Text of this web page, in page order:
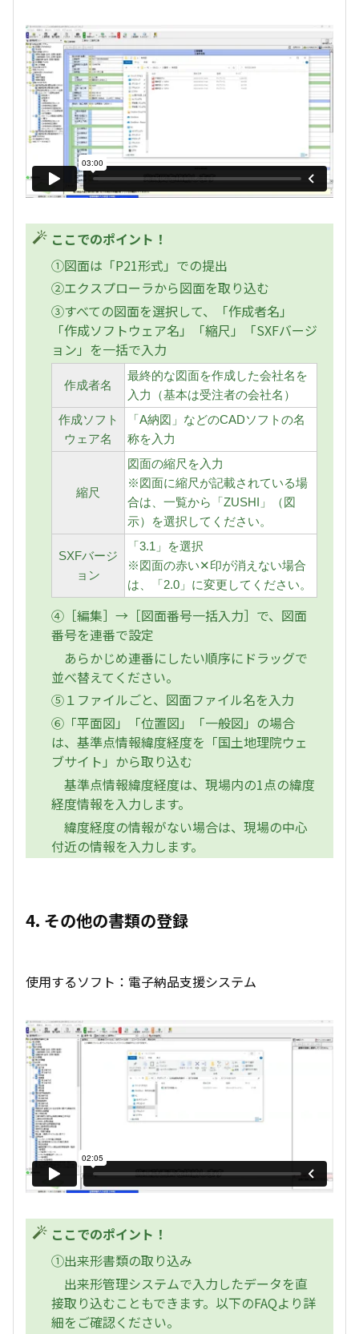
ここでのポイント！
①図面は「P21形式」での提出
②エクスプローラから図面を取り込む
③すべての図面を選択して、「作成者名」
「作成ソフトウェア名」「縮尺」「SXFバージ
ョン」を一括で入力
作成者名
最終的な図面を作成した会社名を
入力（基本は受注者の会社名）
作成ソフト
ウェア名
「A納図」などのCADソフトの名
称を入力
縮尺
図面の縮尺を入力
※図面に縮尺が記載されている場
合は、一覧から「ZUSHI」（図
示）を選択してください。
SXFバージ
ョン
「3.1」を選択
※図面の赤い✕印が消えない場合
は、「2.0」に変更してください。
④［編集］→［図面番号一括入力］で、図面
番号を連番で設定
あらかじめ連番にしたい順序にドラッグで
並べ替えてください。
⑤１ファイルごと、図面ファイル名を入力
⑥「平面図」「位置図」「一般図」の場合
は、基準点情報緯度経度を「国土地理院ウェ
ブサイト」から取り込む
基準点情報緯度経度は、現場内の1点の緯度
経度情報を入力します。
緯度経度の情報がない場合は、現場の中心
付近の情報を入力します。
4. その他の書類の登録
使用するソフト：電子納品支援システム
ここでのポイント！
①出来形書類の取り込み
出来形管理システムで入力したデータを直
接取り込むこともできます。以下のFAQより詳
細をご確認ください。